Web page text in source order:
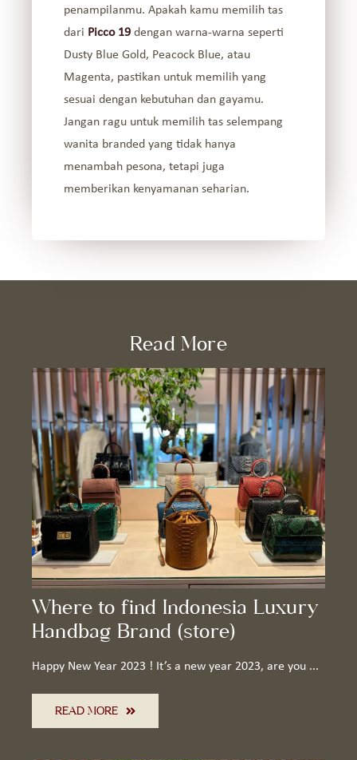
penampilanmu. Apakah kamu memilih tas
dari Picco 19 dengan warna-warna seperti
Dusty Blue Gold, Peacock Blue, atau
Magenta, pastikan untuk memilih yang
sesuai dengan kebutuhan dan gayamu.
Jangan ragu untuk memilih tas selempang
wanita branded yang tidak hanya
menambah pesona, tetapi juga
memberikan kenyamanan seharian.
Read More
Where to find Indonesia Luxury
Handbag Brand (store)
Happy New Year 2023 ! It’s a new year 2023, are you ...
READ MORE